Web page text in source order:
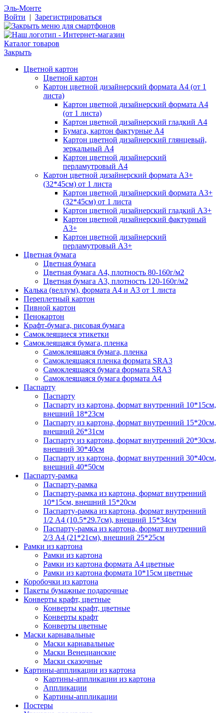
Эль-Монте
Войти | Зарегистрироваться
Каталог товаров
Закрыть
Цветной картон
Цветной картон
Картон цветной дизайнерский формата А4 (от 1
листа)
Картон цветной дизайнерский формата А4
(от 1 листа)
Картон цветной дизайнерский гладкий А4
Бумага, картон фактурные А4
Картон цветной дизайнерский глянцевый,
зеркальный А4
Картон цветной дизайнерский
перламутровый А4
Картон цветной дизайнерский формата А3+
(32*45см) от 1 листа
Картон цветной дизайнерский формата А3+
(32*45см) от 1 листа
Картон цветной дизайнерский гладкий А3+
Картон цветной дизайнерский фактурный
А3+
Картон цветной дизайнерский
перламутровый А3+
Цветная бумага
Цветная бумага
Цветная бумага А4, плотность 80-160г/м2
Цветная бумага А3, плотность 120-160г/м2
Калька (веллум), формата А4 и А3 от 1 листа
Переплетный картон
Пивной картон
Пенокартон
Крафт-бумага, рисовая бумага
Самоклеящиеся этикетки
Самоклеящаяся бумага, пленка
Самоклеящаяся бумага, пленка
Самоклеящаяся пленка формата SRА3
Самоклеящаяся бумага формата SRА3
Самоклеящаяся бумага формата А4
Паспарту
Паспарту
Паспарту из картона, формат внутренний 10*15см,
внешний 18*23см
Паспарту из картона, формат внутренний 15*20см,
внешний 26*31см
Паспарту из картона, формат внутренний 20*30см,
внешний 30*40см
Паспарту из картона, формат внутренний 30*40см,
внешний 40*50см
Паспарту-рамка
Паспарту-рамка
Паспарту-рамка из картона, формат внутренний
10*15см, внешний 15*20см
Паспарту-рамка из картона, формат внутренний
1/2 А4 (10.5*29.7см), внешний 15*34см
Паспарту-рамка из картона, формат внутренний
2/3 А4 (21*21см), внешний 25*25см
Рамки из картона
Рамки из картона
Рамки из картона формата А4 цветные
Рамки из картона формата 10*15см цветные
Коробочки из картона
Пакеты бумажные подарочные
Конверты крафт, цветные
Конверты крафт, цветные
Конверты крафт
Конверты цветные
Маски карнавальные
Маски карнавальные
Маски Венецианские
Маски сказочные
Картины-аппликации из картона
Картины-аппликации из картона
Аппликации
Картины-аппликации
Постеры